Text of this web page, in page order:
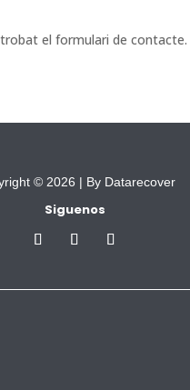
el formulari de contacte.
© 2026 | By Datarecover
Siguenos